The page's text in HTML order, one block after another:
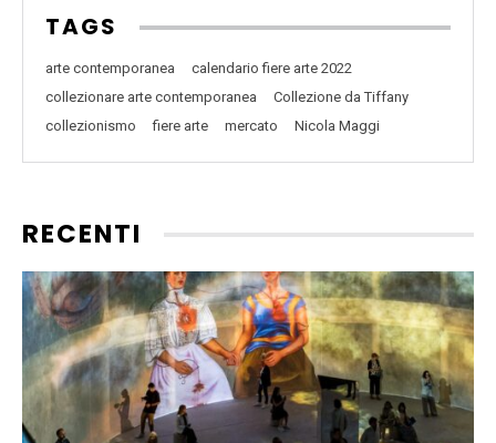
TAGS
arte contemporanea
calendario fiere arte 2022
collezionare arte contemporanea
Collezione da Tiffany
collezionismo
fiere arte mercato Nicola Maggi
RECENTI